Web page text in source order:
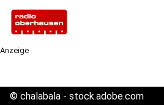
Anzeige
© chalabala - stock.adobe.com